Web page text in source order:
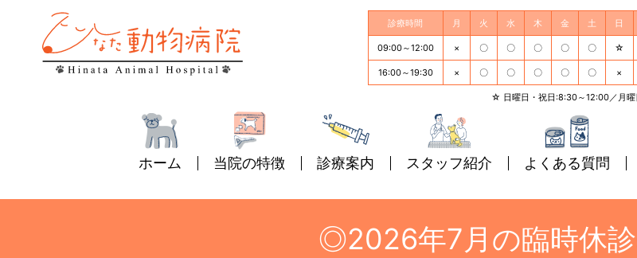
診療時間 月 火 水 木 金 土 日
09:00～12:00 × 〇 〇 〇 〇 〇 ☆
16:00～19:30 × 〇 〇 〇 〇 〇 ×
☆ 日曜日・祝日:8:30～12:00／月曜
ホーム 当院の特徴 診療案内 スタッフ紹介 よくある質問
◎2026年7月の臨時休